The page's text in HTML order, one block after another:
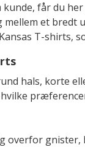
får du
et bredt
T-shirts,
hals, korte
overfor